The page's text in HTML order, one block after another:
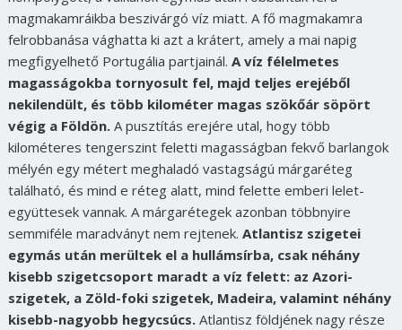
magmakamráikba beszivárgó víz miatt. A fő magmakamra
felrobbanása vághatta ki azt a krátert, amely a mai napig
megfigyelhető Portugália partjainál. A víz félelmetes
magasságokba tornyosult fel, majd teljes erejéből
nekilendült, és több kilométer magas szökőár söpört
végig a Földön.A pusztítás erejére utal, hogy több
kilométeres tengerszint feletti magasságban fekvő barlangok
mélyén egy métert meghaladó vastagságú márgaréteg
található, és mind e réteg alatt, mind felette emberi lelet-
együttesek vannak. A márgarétegek azonban többnyire
semmiféle maradványt nem rejtenek. Atlantisz szigetei
egymás után merültek el a hullámsírba, csak néhány
kisebb szigetcsoport maradt a víz felett: az Azori-
szigetek, a Zöld-foki szigetek, Madeira, valamint néhány
kisebb-nagyobb hegycsúcs.Atlantisz földjének nagy része